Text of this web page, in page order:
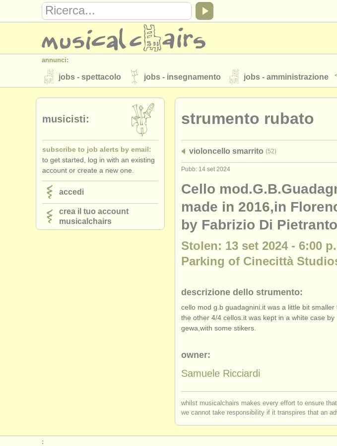
annunci:
jobs - spettacolo jobs - insegnamento jobs - amministrazione
strumenti in vendita strumenti rubati
elenchi:
orchestre e teatri lirici
musicalchairs:
riguardo musicalchairs contattaci rss feeds
editori:
pubblica con noi find out about our ATS ATSfaq
strumento rubato
violoncello smarrito (52)
Pubb: 14 set 2024
Cello
made in 2016,in
by Fabrizio Di
Stolen: 13 set 2024 - 6:00
Parking of Cinecittà
descrizione dello strumento:
cello mod g.b guadagnini.it was a little bit smaller
the other 4/4 cellos.it was kept in a white case by
gewa,with some stikers.
owner:
Samuele Ricciardi
whilst musicalchairs makes every effort to ensure
we cannot take responsibility if it transpires that an
musicisti:
subscribe to job alerts by email:
to get started, log in with an existing
account or create a new one.
accedi
crea il tuo account
musicalchairs
: